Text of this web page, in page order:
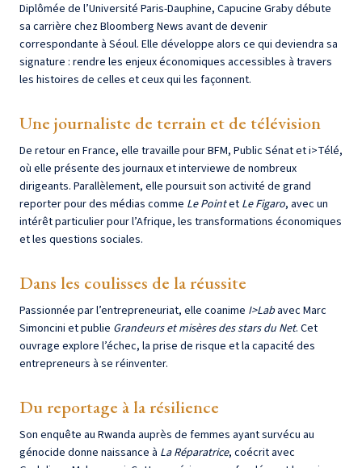
Diplômée de l’Université Paris-Dauphine, Capucine Graby débute
sa carrière chez Bloomberg News avant de devenir
correspondante à Séoul. Elle développe alors ce qui deviendra sa
signature : rendre les enjeux économiques accessibles à travers
les histoires de celles et ceux qui les façonnent.
Une journaliste de terrain et de télévision
De retour en France, elle travaille pour BFM, Public Sénat et i>Télé,
où elle présente des journaux et interviewe de nombreux
dirigeants. Parallèlement, elle poursuit son activité de grand
reporter pour des médias comme Le Pointet Le Figaro, avec un
intérêt particulier pour l’Afrique, les transformations économiques
et les questions sociales.
Dans les coulisses de la réussite
Passionnée par l’entrepreneuriat, elle coanime I>Labavec Marc
Simoncini et publie Grandeurs et misères des stars du Net. Cet
ouvrage explore l’échec, la prise de risque et la capacité des
entrepreneurs à se réinventer.
Du reportage à la résilience
Son enquête au Rwanda auprès de femmes ayant survécu au
génocide donne naissance à La Réparatrice, coécrit avec